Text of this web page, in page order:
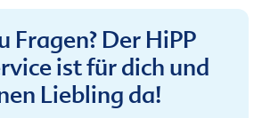
Fragen? Der HiPP
ist für dich und
Liebling da!